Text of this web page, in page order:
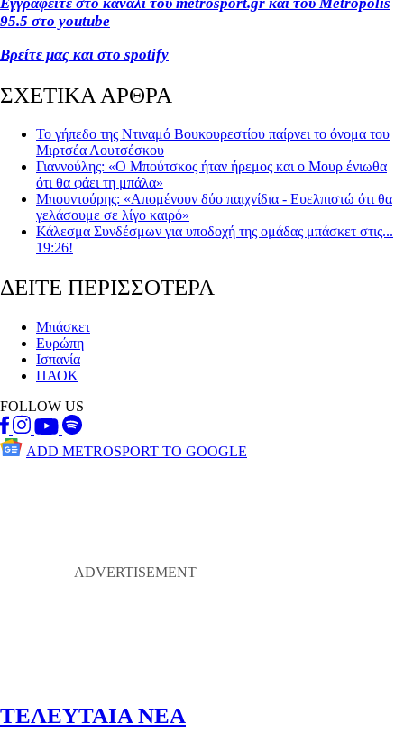
95.5 στο youtube
Βρείτε μας και στο spotify
ΣΧΕΤΙΚΑ ΑΡΘΡΑ
Το γήπεδο της Ντιναμό Βουκουρεστίου παίρνει το όνομα του
Μιρτσέα Λουτσέσκου
Γιαννούλης: «Ο Μπούτσκος ήταν ήρεμος και ο Μουρ ένιωθα
ότι θα φάει τη μπάλα»
Μπουντούρης: «Απομένουν δύο παιχνίδια - Ευελπιστώ ότι θα
γελάσουμε σε λίγο καιρό»
Κάλεσμα Συνδέσμων για υποδοχή της ομάδας μπάσκετ στις...
19:26!
ΔΕΙΤΕ ΠΕΡΙΣΣΟΤΕΡΑ
Μπάσκετ
Ευρώπη
Ισπανία
ΠΑΟΚ
FOLLOW US
ADD METROSPORT TO GOOGLE
ΤΕΛΕΥΤΑΙΑ ΝΕΑ